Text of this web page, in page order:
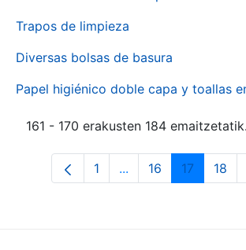
Trapos de limpieza
Diversas bolsas de basura
Papel higiénico doble capa y toallas
161 - 170 erakusten 184 emaitzetatik.
Orrialdea
1 ...Intermediate Pages
Orrialdea
16 Orrialdea
17 18